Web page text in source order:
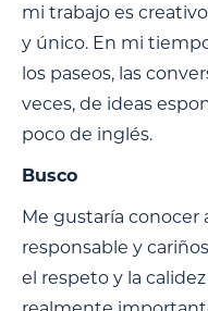
mi trabajo es
y único. En mi
los paseos, las
veces, de ideas
poco de inglés.
Busco
Me gustaría conocer
responsable y
el respeto y la